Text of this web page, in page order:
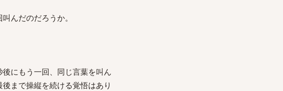
んだのだろうか。
にもう一回、同じ言葉を叫ん
まで操縦を続ける覚悟はあり